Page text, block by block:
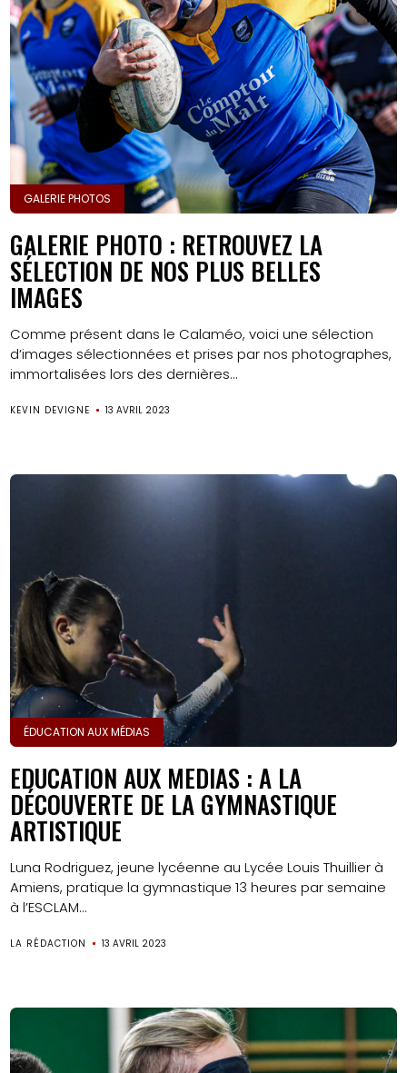
GALERIE PHOTOS
GALERIE PHOTO : RETROUVEZ LA
SÉLECTION DE NOS PLUS BELLES
IMAGES
Comme présent dans le Calaméo, voici une sélection
d’images sélectionnées et prises par nos photographes,
immortalisées lors des dernières...
KEVIN DEVIGNE 13 AVRIL 2023
ÉDUCATION AUX MÉDIAS
EDUCATION AUX MEDIAS : A LA
DÉCOUVERTE DE LA GYMNASTIQUE
ARTISTIQUE
Luna Rodriguez, jeune lycéenne au Lycée Louis Thuillier à
Amiens, pratique la gymnastique 13 heures par semaine
à l’ESCLAM...
LA RÉDACTION 13 AVRIL 2023